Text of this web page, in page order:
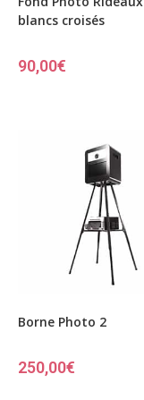
blancs croisés
90,00€
Borne Photo 2
250,00€